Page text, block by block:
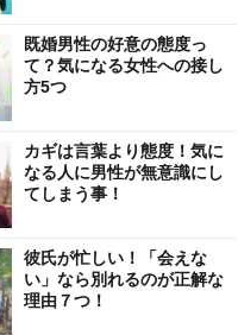
既婚男性の好意の態度っ
て？気になる女性への接し
方5つ
カギは言葉より態度！気に
なる人に男性が無意識にし
てしまう事！
彼氏が忙しい！「会えな
い」なら別れるのが正解な
理由７つ！